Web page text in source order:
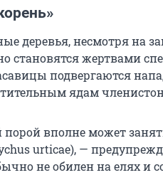
деревья, несмотря на
становятся жертвами
подвергаются
ядам
порой вполне может
urticae), —
не обилен на елях и